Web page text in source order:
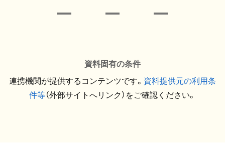
資料固有の条件
連携機関が提供するコンテンツです。 資料提供元の利用条
件等（外部サイトへリンク）をご確認ください。